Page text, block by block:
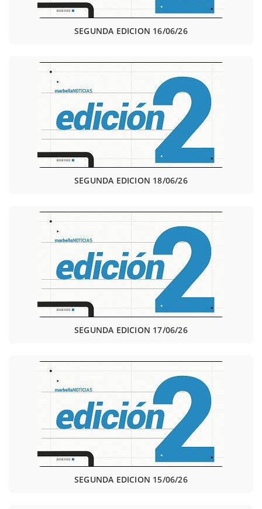
SEGUNDA EDICION 16/06/26
SEGUNDA EDICION 18/06/26
SEGUNDA EDICION 17/06/26
SEGUNDA EDICION 15/06/26